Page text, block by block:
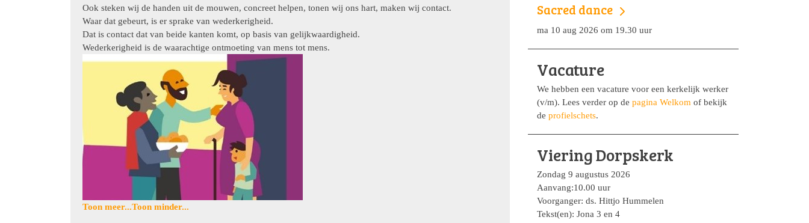
Ook steken wij de handen uit de mouwen, concreet helpen, tonen wij ons hart, maken wij contact.
Waar dat gebeurt, is er sprake van wederkerigheid.
Dat is contact dat van beide kanten komt, op basis van gelijkwaardigheid.
Wederkerigheid is de waarachtige ontmoeting van mens tot mens.
Toon meer...Toon minder...
Sacred dance
ma 10 aug 2026 om 19.30 uur
Vacature
We hebben een vacature voor een kerkelijk werker
(v/m). Lees verder op de pagina Welkom of bekijk
de profielschets.
Viering Dorpskerk
Zondag 9 augustus 2026
Aanvang:10.00 uur
Voorganger: ds. Hittjo Hummelen
Tekst(en): Jona 3 en 4